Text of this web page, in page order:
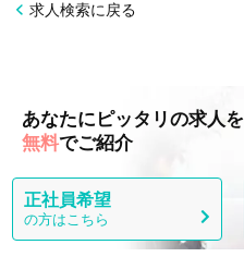
求人検索に戻る
あなたにピッタリの求人を
無料でご紹介
正社員希望
の方はこちら